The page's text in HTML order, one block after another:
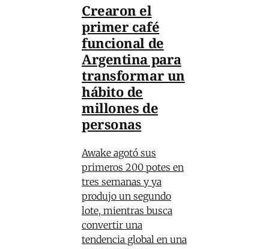
Crearon el
primer café
funcional de
Argentina para
transformar un
hábito de
millones de
personas
Awake agotó sus
primeros 200 potes en
tres semanas y ya
produjo un segundo
lote, mientras busca
convertir una
tendencia global en una